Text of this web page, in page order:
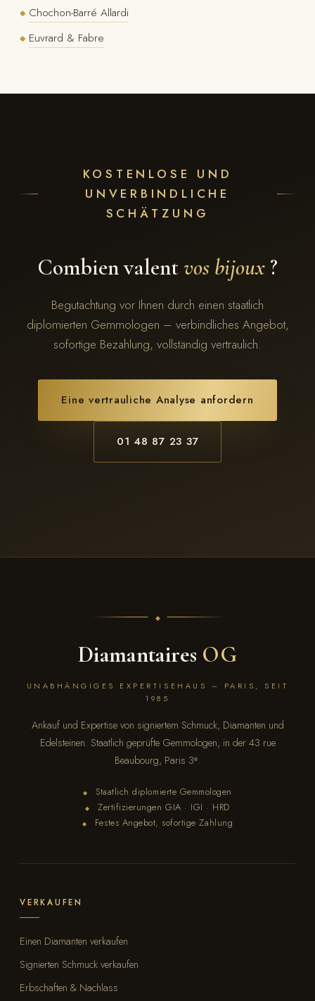
◆ Chochon-Barré Allardi
◆ Euvrard & Fabre
KOSTENLOSE UND
UNVERBINDLICHE
SCHÄTZUNG
Combien valentvos bijoux ?
Begutachtung vor Ihnen durch einen staatlich
diplomierten Gemmologen – verbindliches Angebot,
sofortige Bezahlung, vollständig vertraulich.
Eine vertrauliche Analyse anfordern
01 48 87 23 37
Diamantaires OG
UNABHÄNGIGES EXPERTISEHAUS – PARIS, SEIT
1985
Ankauf und Expertise von signiertem Schmuck, Diamanten und
Edelsteinen. Staatlich geprüfte Gemmologen, in der 43 rue
Beaubourg, Paris 3ᵉ.
◆ Staatlich diplomierte Gemmologen
◆ Zertifizierungen GIA · IGI · HRD
◆ Festes Angebot, sofortige Zahlung
VERKAUFEN
Einen Diamanten verkaufen
Signierten Schmuck verkaufen
Erbschaften & Nachlass